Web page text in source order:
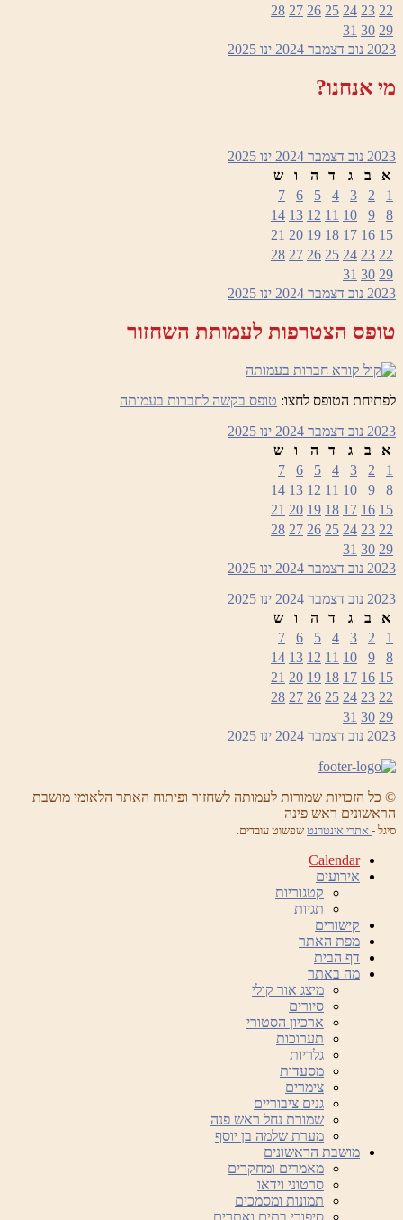
22
23
24
25
26
27
28
29
30
31
2023 נוב דצמבר 2024 ינו 2025
מי אנחנו?
2023 נוב דצמבר 2024 ינו 2025
א
ב ג ד ה ו
ש
1
2
3
4
5
6
7
8
9
10
11
12
13
14
15
16
17
18
19
20
21
22
23
24
25
26
27
28
29
30
31
2023 נוב דצמבר 2024 ינו 2025
טופס הצטרפות לעמותת השחזור
לפתיחת הטופס לחצו: טופס בקשה לחברות בעמותה
2023 נוב דצמבר 2024 ינו 2025
א
ב ג ד ה ו
ש
1
2
3
4
5
6
7
8
9
10
11
12
13
14
15
16
17
18
19
20
21
22
23
24
25
26
27
28
29
30
31
2023 נוב דצמבר 2024 ינו 2025
2023 נוב דצמבר 2024 ינו 2025
א
ב ג ד ה ו
ש
1
2
3
4
5
6
7
8
9
10
11
12
13
14
15
16
17
18
19
20
21
22
23
24
25
26
27
28
29
30
31
2023 נוב דצמבר 2024 ינו 2025
© כל הזכויות שמורות לעמותה לשחזור ופיתוח האתר הלאומי מושבת
הראשונים ראש פינה
סיגל - אתרי אינטרנט שפשוט עובדים.
Calendar
אירועים
קטגוריות
תגיות
קישורים
מפת האתר
דף הבית
מה באתר
מיצג אור קולי
סיורים
ארכיון הסטורי
תערוכות
גלריות
מסעדות
צימרים
גנים ציבוריים
שמורת נחל ראש פנה
מערת שלמה בן יוסף
מושבת הראשונים
מאמרים ומחקרים
סרטוני וידאו
תמונות ומסמכים
סיפורי בתים ואתרים